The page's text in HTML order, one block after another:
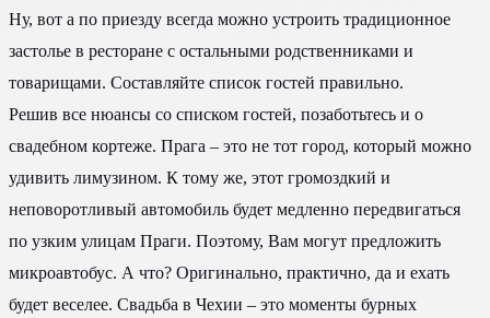
Ну, вот а по приезду всегда можно устроить традиционное
застолье в ресторане с остальными родственниками и
товарищами. Составляйте список гостей правильно.
Решив все нюансы со списком гостей, позаботьтесь и о
свадебном кортеже. Прага – это не тот город, который можно
удивить лимузином. К тому же, этот громоздкий и
неповоротливый автомобиль будет медленно передвигаться
по узким улицам Праги. Поэтому, Вам могут предложить
микроавтобус. А что? Оригинально, практично, да и ехать
будет веселее. Свадьба в Чехии – это моменты бурных